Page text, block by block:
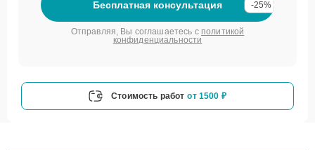
Бесплатная консультация -25%
Отправляя, Вы соглашаетесь с политикой
конфиденциальности
Стоимость работ от 1500 ₽